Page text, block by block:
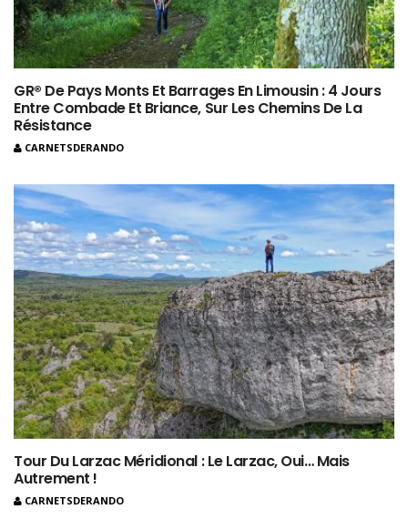
GR® De Pays Monts Et Barrages En Limousin : 4 Jours
Entre Combade Et Briance, Sur Les Chemins De La
Résistance
CARNETSDERANDO
Tour Du Larzac Méridional : Le Larzac, Oui… Mais
Autrement !
CARNETSDERANDO